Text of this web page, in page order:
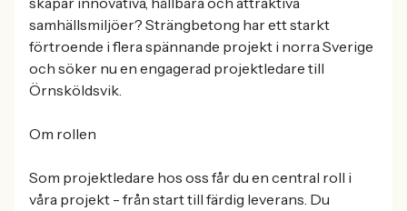
samhällsmiljöer? Strängbetong har ett starkt
förtroende i flera spännande projekt i norra Sverige
och söker nu en engagerad projektledare till
Örnsköldsvik.
Om rollen
Som projektledare hos oss får du en central roll i
våra projekt - från start till färdig leverans. Du